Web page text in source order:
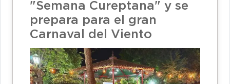
"Semana Cureptana" y se
prepara para el gran
Carnaval del Viento